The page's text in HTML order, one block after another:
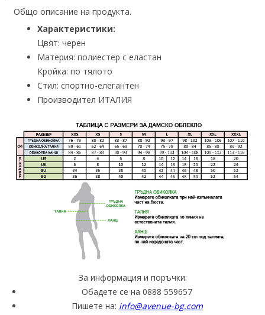
Общо описание на продукта.
Характеристики:
Цвят: черен
Материя: полиестер с еластан
Кройка: по тялото
Стил: спортно-елегантен
Производител ИТАЛИЯ
За информация и поръчки:
Обадете се на 0888 559657
Пишете на: info@avenue-bg.com